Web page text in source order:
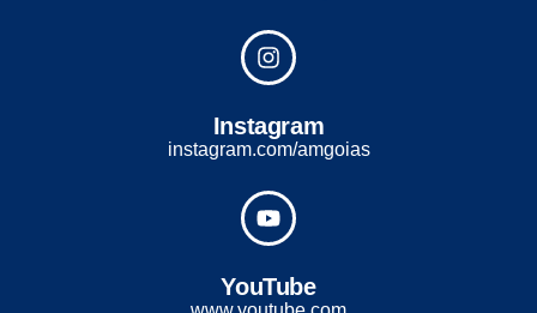
Instagram
instagram.com/amgoias
YouTube